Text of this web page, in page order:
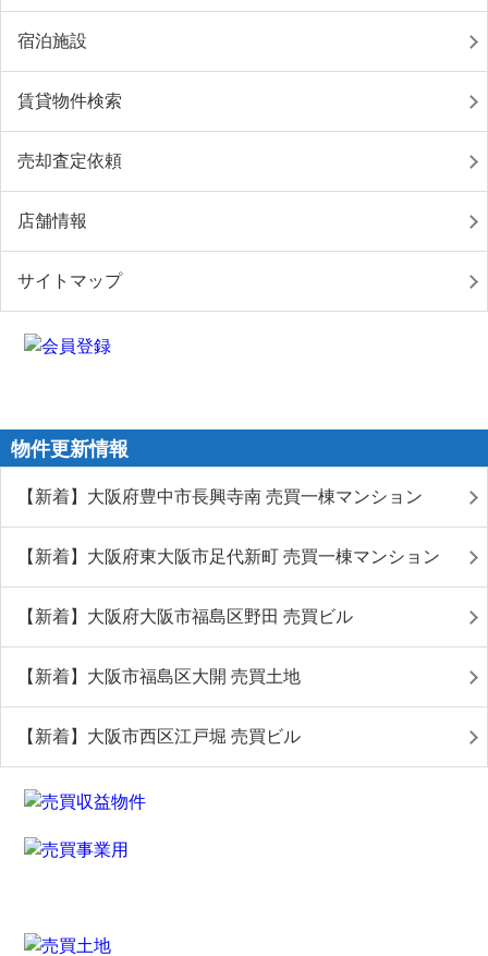
宿泊施設
賃貸物件検索
売却査定依頼
店舗情報
サイトマップ
物件更新情報
【新着】大阪府豊中市長興寺南 売買一棟マンション
【新着】大阪府東大阪市足代新町 売買一棟マンション
【新着】大阪府大阪市福島区野田 売買ビル
【新着】大阪市福島区大開 売買土地
【新着】大阪市西区江戸堀 売買ビル